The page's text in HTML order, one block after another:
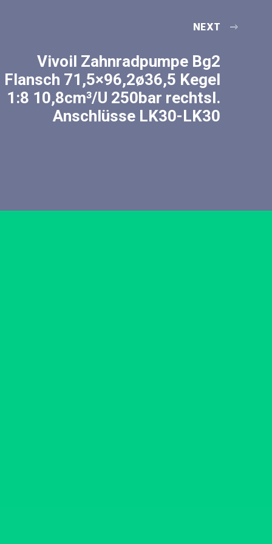
NEXT
Vivoil Zahnradpumpe Bg2
Flansch 71,5×96,2ø36,5 Kegel
1:8 10,8cm³/U 250bar rechtsl.
Anschlüsse LK30-LK30